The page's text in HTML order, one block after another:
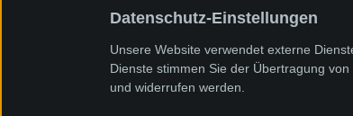
Dieter-Kaltenbach-Stiftung
Konrad-Adenauer-Straße 22
Datenschutz-Einstellungen
Unsere Website verwendet externe
Dienste stimmen Sie der Übertragung
und widerrufen werden.